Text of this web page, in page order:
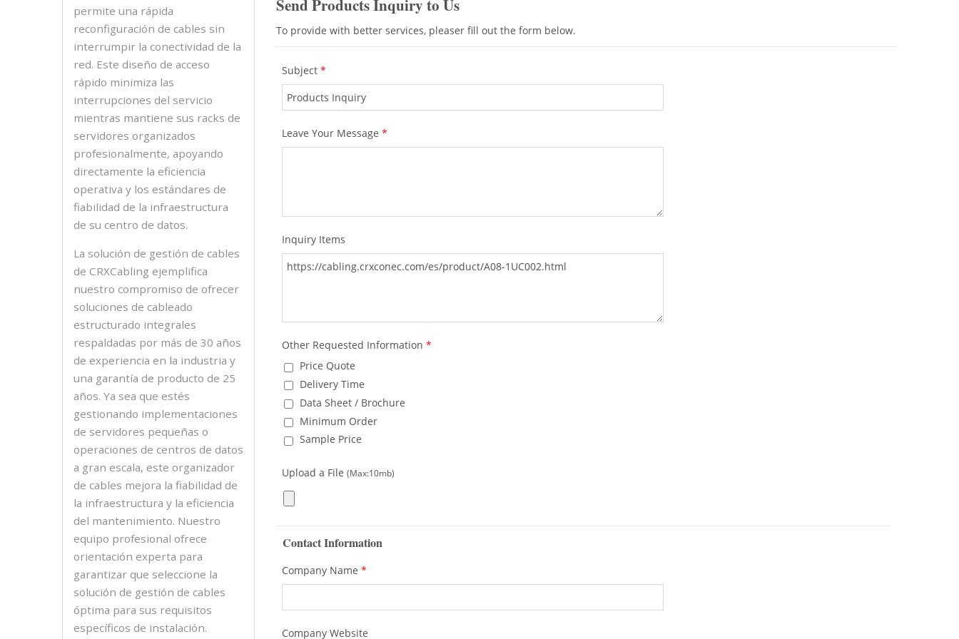
permite una rápida
reconfiguración de cables sin
interrumpir la conectividad de la
red. Este diseño de acceso
rápido minimiza las
interrupciones del servicio
mientras mantiene sus racks de
servidores organizados
profesionalmente, apoyando
directamente la eficiencia
operativa y los estándares de
fiabilidad de la infraestructura
de su centro de datos.
La solución de gestión de cables
de CRXCabling ejemplifica
nuestro compromiso de ofrecer
soluciones de cableado
estructurado integrales
respaldadas por más de 30 años
de experiencia en la industria y
una garantía de producto de 25
años. Ya sea que estés
gestionando implementaciones
de servidores pequeñas o
operaciones de centros de datos
a gran escala, este organizador
de cables mejora la fiabilidad de
la infraestructura y la eficiencia
del mantenimiento. Nuestro
equipo profesional ofrece
orientación experta para
garantizar que seleccione la
solución de gestión de cables
óptima para sus requisitos
específicos de instalación.